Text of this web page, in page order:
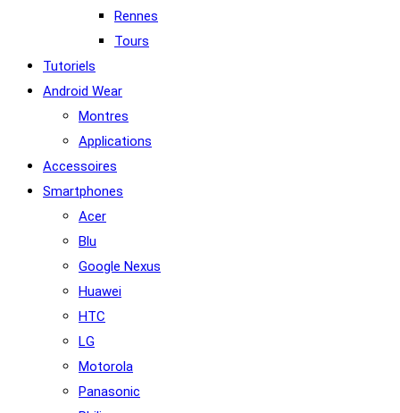
Rennes
Tours
Tutoriels
Android Wear
Montres
Applications
Accessoires
Smartphones
Acer
Blu
Google Nexus
Huawei
HTC
LG
Motorola
Panasonic